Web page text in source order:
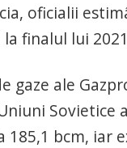
oficialii
finalul lui
gaze ale
Sovietice
185,1 bcm, iar